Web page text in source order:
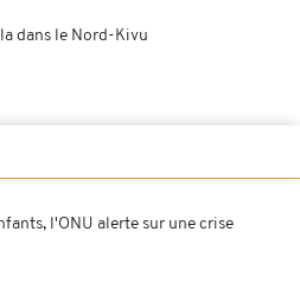
dans le Nord-Kivu
l'ONU alerte sur une crise